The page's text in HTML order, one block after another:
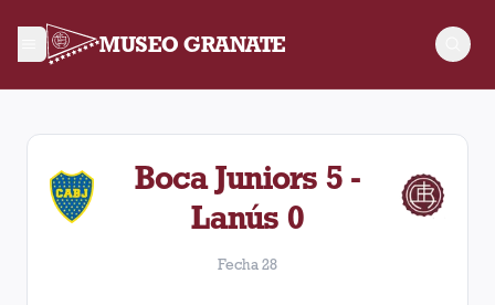
MUSEO GRANATE
Fecha 28. Partido entre Lanús y Boca Juniors disputado el
Boca Juniors 5 -
Lanús 0
Fecha 28